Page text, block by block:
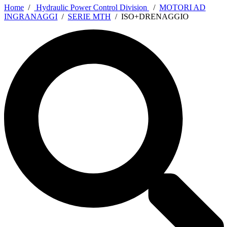
Home / Hydraulic Power Control Division / MOTORI AD
INGRANAGGI / SERIE MTH / ISO+DRENAGGIO